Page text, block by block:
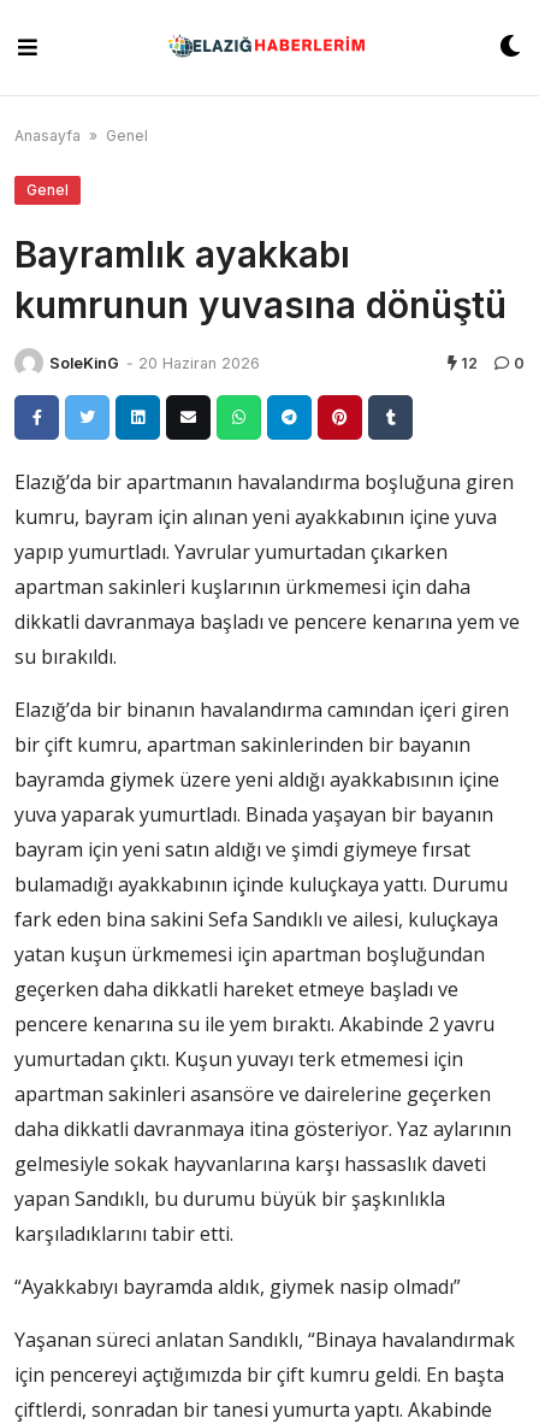
content
Anasayfa » Genel
Genel
Bayramlık ayakkabı
kumrunun yuvasına dönüştü
SoleKinG - 20 Haziran 2026 12 0
Elazığ’da bir apartmanın havalandırma boşluğuna giren
kumru, bayram için alınan yeni ayakkabının içine yuva
yapıp yumurtladı. Yavrular yumurtadan çıkarken
apartman sakinleri kuşlarının ürkmemesi için daha
dikkatli davranmaya başladı ve pencere kenarına yem ve
su bırakıldı.
Elazığ’da bir binanın havalandırma camından içeri giren
bir çift kumru, apartman sakinlerinden bir bayanın
bayramda giymek üzere yeni aldığı ayakkabısının içine
yuva yaparak yumurtladı. Binada yaşayan bir bayanın
bayram için yeni satın aldığı ve şimdi giymeye fırsat
bulamadığı ayakkabının içinde kuluçkaya yattı. Durumu
fark eden bina sakini Sefa Sandıklı ve ailesi, kuluçkaya
yatan kuşun ürkmemesi için apartman boşluğundan
geçerken daha dikkatli hareket etmeye başladı ve
pencere kenarına su ile yem bıraktı. Akabinde 2 yavru
yumurtadan çıktı. Kuşun yuvayı terk etmemesi için
apartman sakinleri asansöre ve dairelerine geçerken
daha dikkatli davranmaya itina gösteriyor. Yaz aylarının
gelmesiyle sokak hayvanlarına karşı hassaslık daveti
yapan Sandıklı, bu durumu büyük bir şaşkınlıkla
karşıladıklarını tabir etti.
“Ayakkabıyı bayramda aldık, giymek nasip olmadı”
Yaşanan süreci anlatan Sandıklı, “Binaya havalandırmak
için pencereyi açtığımızda bir çift kumru geldi. En başta
çiftlerdi, sonradan bir tanesi yumurta yaptı. Akabinde